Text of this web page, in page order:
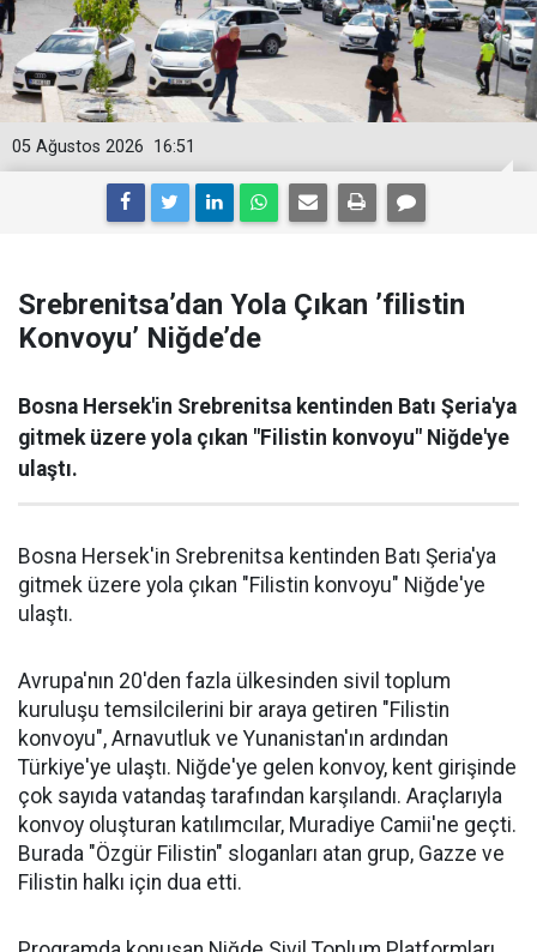
16:51
05 Ağustos 2026
Srebrenitsa’dan Yola Çıkan ’filistin
Konvoyu’ Niğde’de
Bosna Hersek'in Srebrenitsa kentinden Batı Şeria'ya
gitmek üzere yola çıkan "Filistin konvoyu" Niğde'ye
ulaştı.
Bosna Hersek'in Srebrenitsa kentinden Batı Şeria'ya
gitmek üzere yola çıkan "Filistin konvoyu" Niğde'ye
ulaştı.
Avrupa'nın 20'den fazla ülkesinden sivil toplum
kuruluşu temsilcilerini bir araya getiren "Filistin
konvoyu", Arnavutluk ve Yunanistan'ın ardından
Türkiye'ye ulaştı. Niğde'ye gelen konvoy, kent girişinde
çok sayıda vatandaş tarafından karşılandı. Araçlarıyla
konvoy oluşturan katılımcılar, Muradiye Camii'ne geçti.
Burada "Özgür Filistin" sloganları atan grup, Gazze ve
Filistin halkı için dua etti.